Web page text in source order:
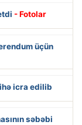
- Fotolar
üçün
icra edilib
səbəbi